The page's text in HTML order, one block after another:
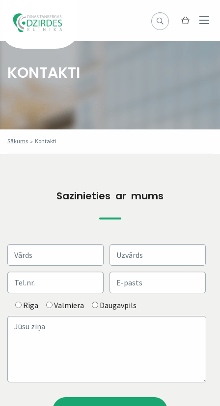
KONTAKTI
Sākums » Kontakti
Sazinieties ar mums
Rīga Valmiera Daugavpils